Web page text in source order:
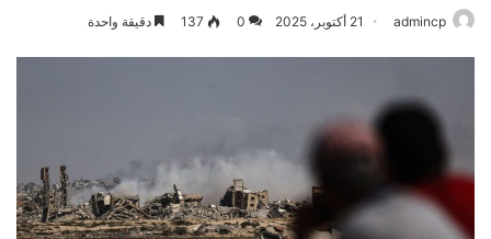
admincp 21 أكتوبر، 2025 0
137 دقيقة واحدة